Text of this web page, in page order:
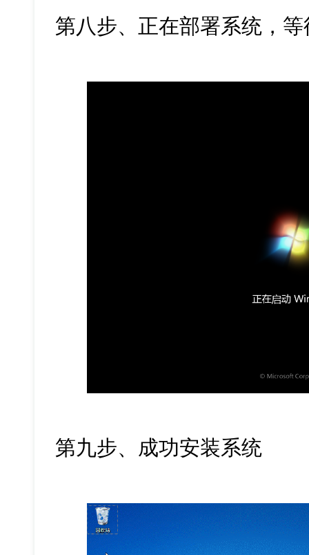
第八步、正在部署系统，等
第九步、成功安装系统